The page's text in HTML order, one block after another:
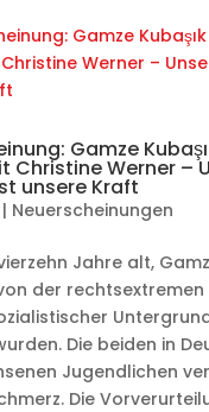
Gamze
Christine Werner –
unsere Kraft
| Neuerscheinungen
Jahre alt,
der
Die beiden in
Jugendlichen
Die